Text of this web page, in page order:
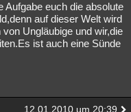
Aufgabe euch die absolute
auf dieser Welt wird
Ungläubige und wir,die
ist auch eine Sünde
12.01.2010 um 20:39